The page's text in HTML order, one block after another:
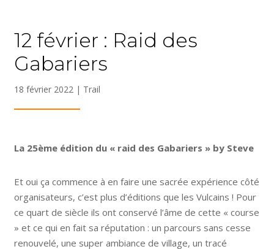
12 février : Raid des
Gabariers
18 février 2022 | Trail
La 25ème édition du « raid des Gabariers » by Steve
Et oui ça commence à en faire une sacrée expérience côté
organisateurs, c’est plus d’éditions que les Vulcains ! Pour
ce quart de siècle ils ont conservé l’âme de cette « course
» et ce qui en fait sa réputation : un parcours sans cesse
renouvelé, une super ambiance de village, un tracé